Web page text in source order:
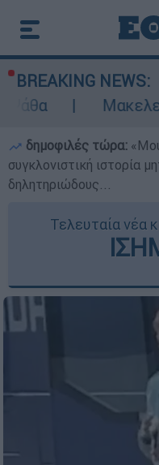
BREAKING NEWS:
Μακελειό στη
δημοφιλές τώρα:
συγκλονιστική ιστορία
δηλητηριώδους...
Τελευταία νέα